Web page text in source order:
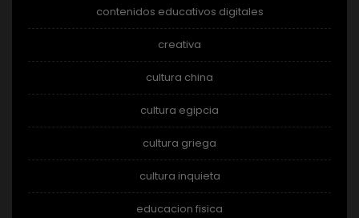
contenidos educativos digitales
creativa
cultura china
cultura egipcia
cultura griega
cultura inquieta
educacion fisica